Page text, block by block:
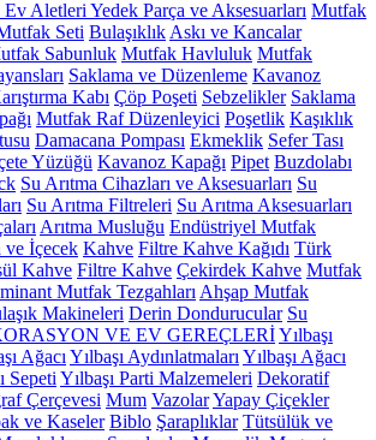
Aletleri Yedek Parça ve Aksesuarları Mutfak
Seti Bulaşıklık Askı ve Kancalar
Sabunluk Mutfak Havluluk Mutfak
Saklama ve Düzenleme Kavanoz
Kabı Çöp Poşeti Sebzelikler Saklama
Mutfak Raf Düzenleyici Poşetlik Kaşıklık
Damacana Pompası Ekmeklik Sefer Tası
Yüzüğü Kavanoz Kapağı Pipet Buzdolabı
Su Arıtma Cihazları ve Aksesuarları Su
Su Arıtma Filtreleri Su Arıtma Aksesuarları
Arıtma Musluğu Endüstriyel Mutfak
ve İçecek Kahve Filtre Kahve Kağıdı Türk
Kahve Filtre Kahve Çekirdek Kahve Mutfak
Mutfak Tezgahları Ahşap Mutfak
Makineleri Derin Dondurucular Su
VE EV GEREÇLERİYılbaşı
Ağacı Yılbaşı Aydınlatmaları Yılbaşı Ağacı
Sepeti Yılbaşı Parti Malzemeleri Dekoratif
Çerçevesi Mum VazolarYapay Çiçekler
ve Kaseler Biblo Şaraplıklar Tütsülük ve